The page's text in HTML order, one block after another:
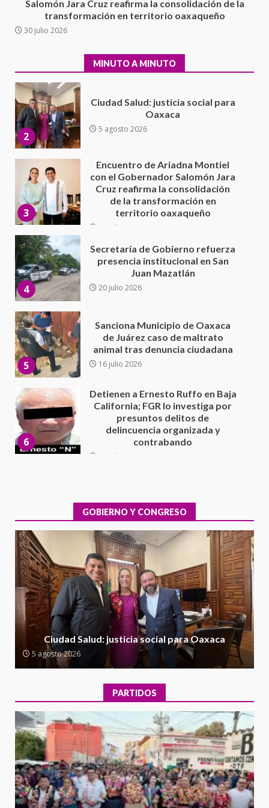
Salomón Jara Cruz reafirma la consolidación de la
transformación en territorio oaxaqueño
30 julio 2026
MINUTO A MINUTO
5 agosto 2026
5 agosto 2026
3
con el Gobernador Salomón Jara
Cruz reafirma la consolidación
de la transformación en
4
Secretaría de Gobierno refuerza
presencia institucional en San
Juan Mazatlán
20 julio 2026
5
Sanciona Municipio de Oaxaca
de Juárez caso de maltrato
animal tras denuncia ciudadana
16 julio 2026
6
California; FGR lo investiga por
presuntos delitos de
delincuencia organizada y
contrabando
7
Sin paso carretera Oaxaca-
Cuacnopalan
26 junio 2026
1
integral de las instalaciones de la
Escuela Secundaria General
Moisés Sáenz Garza
5 agosto 2026
2
Ciudad Salud: justicia social para
Oaxaca
5 agosto 2026
3
Encuentro de Ariadna Montiel
con el Gobernador Salomón Jara
Cruz reafirma la consolidación
de la transformación en
territorio oaxaqueño
30 julio 2026
4
presencia institucional en San
Juan Mazatlán
20 julio 2026
Sanciona Municipio de Oaxaca
de Juárez caso de maltrato
GOBIERNO Y CONGRESO
Ciudad Salud: justicia social para Oaxaca
5 agosto 2026
PARTIDOS